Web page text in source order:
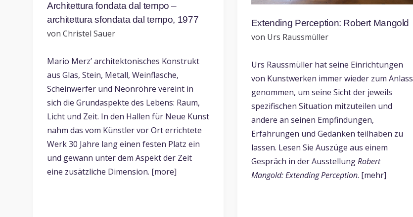
Architettura fondata dal tempo –
architettura sfondata dal tempo, 1977
von Christel Sauer
Mario Merz’ architektonisches Konstrukt
aus Glas, Stein, Metall, Weinflasche,
Scheinwerfer und Neonröhre vereint in
sich die Grundaspekte des Lebens: Raum,
Licht und Zeit. In den Hallen für Neue Kunst
nahm das vom Künstler vor Ort errichtete
Werk 30 Jahre lang einen festen Platz ein
und gewann unter dem Aspekt der Zeit
eine zusätzliche Dimension. [more]
Extending Perception: Robert Mangold
von Urs Raussmüller
Urs Raussmüller hat seine Einrichtungen
von Kunstwerken immer wieder zum Anlass
genommen, um seine Sicht der jeweils
spezifischen Situation mitzuteilen und
andere an seinen Empfindungen,
Erfahrungen und Gedanken teilhaben zu
lassen. Lesen Sie Auszüge aus einem
Gespräch in der AusstellungRobert
Mangold: Extending Perception. [mehr]